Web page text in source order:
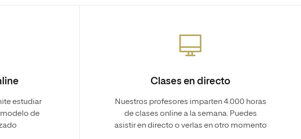
estudiar
de
Clases en directo
Nuestros profesores imparten 4.000 horas
de clases online a la semana. Puedes
asistir en directo o verlas en otro momento